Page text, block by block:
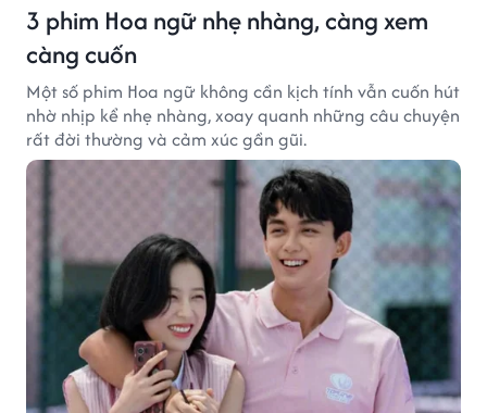
3 phim Hoa ngữ nhẹ nhàng, càng xem
càng cuốn
Một số phim Hoa ngữ không cần kịch tính vẫn cuốn hút
nhờ nhịp kể nhẹ nhàng, xoay quanh những câu chuyện
rất đời thường và cảm xúc gần gũi.